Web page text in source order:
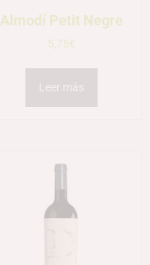
Almodí Petit Negre
5,75€
Leer más